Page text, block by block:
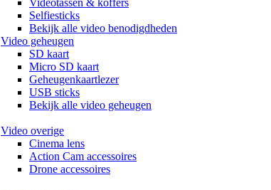
Selfiesticks
Bekijk alle video benodigdheden
Video geheugen
SD kaart
Micro SD kaart
Geheugenkaartlezer
USB sticks
Bekijk alle video geheugen
Video overige
Cinema lens
Action Cam accessoires
Drone accessoires